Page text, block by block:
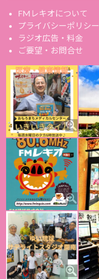
FMレキオについて
プライバシーポリシー
ラジオ広告・料金
ご要望・お問合せ